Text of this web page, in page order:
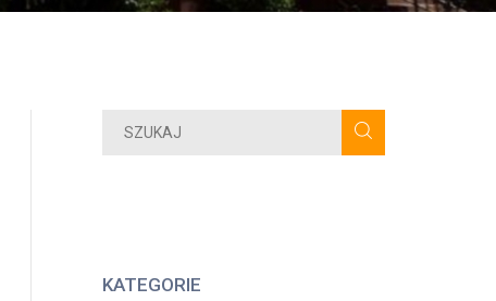
KATEGORIE